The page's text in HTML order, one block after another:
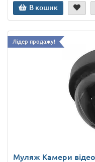
В кошик
Лідер продажу!
Муляж Камери